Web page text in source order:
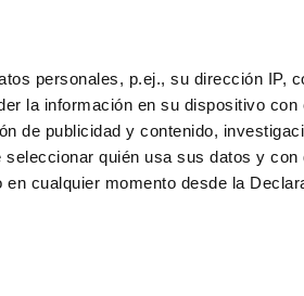
personales, p.ej., su dirección IP,
la información en su dispositivo con
de publicidad y contenido,
quién usa sus datos y con
cualquier momento desde la
Habitaciones Más filtros - 2